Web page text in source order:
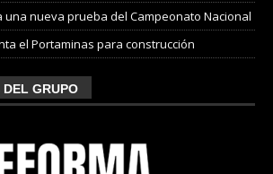
una nueva prueba del Campeonato Nacional
el Portaminas para construcción
GRUPO